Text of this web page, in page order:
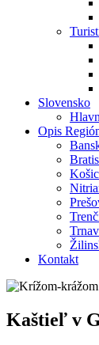
Slovensko
Opis
Kontakt
Kaštieľ v